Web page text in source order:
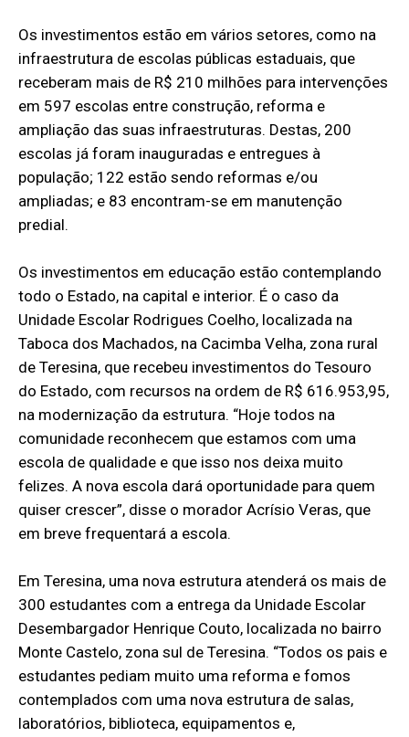
Os investimentos estão em vários setores, como na
infraestrutura de escolas públicas estaduais, que
receberam mais de R$ 210 milhões para intervenções
em 597 escolas entre construção, reforma e
ampliação das suas infraestruturas. Destas, 200
escolas já foram inauguradas e entregues à
população; 122 estão sendo reformas e/ou
ampliadas; e 83 encontram-se em manutenção
predial.
Os investimentos em educação estão contemplando
todo o Estado, na capital e interior. É o caso da
Unidade Escolar Rodrigues Coelho, localizada na
Taboca dos Machados, na Cacimba Velha, zona rural
de Teresina, que recebeu investimentos do Tesouro
do Estado, com recursos na ordem de R$ 616.953,95,
na modernização da estrutura. “Hoje todos na
comunidade reconhecem que estamos com uma
escola de qualidade e que isso nos deixa muito
felizes. A nova escola dará oportunidade para quem
quiser crescer”, disse o morador Acrísio Veras, que
em breve frequentará a escola.
Em Teresina, uma nova estrutura atenderá os mais de
300 estudantes com a entrega da Unidade Escolar
Desembargador Henrique Couto, localizada no bairro
Monte Castelo, zona sul de Teresina. “Todos os pais e
estudantes pediam muito uma reforma e fomos
contemplados com uma nova estrutura de salas,
laboratórios, biblioteca, equipamentos e,